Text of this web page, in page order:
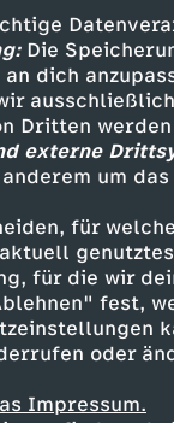
Die
an dich
Dritten
externe
um
für
für die wir
fest,
oder
Impressum.
Inhalte
Livestream